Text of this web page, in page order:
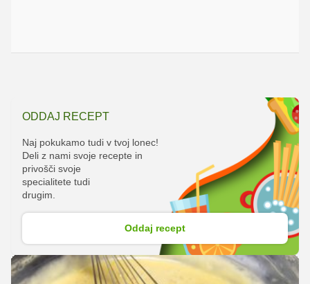
ODDAJ RECEPT
Naj pokukamo tudi v tvoj lonec!
Deli z nami svoje recepte in
privošči svoje
specialitete tudi
drugim.
Oddaj recept